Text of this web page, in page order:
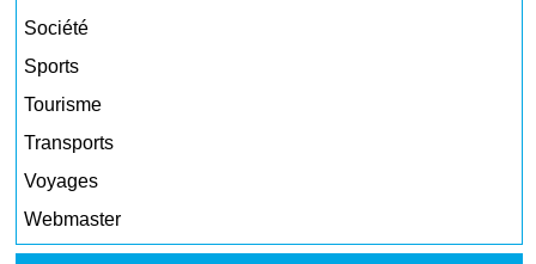
Société
Sports
Tourisme
Transports
Voyages
Webmaster